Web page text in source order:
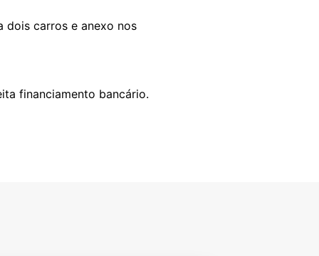
dois carros e anexo nos
financiamento bancário.